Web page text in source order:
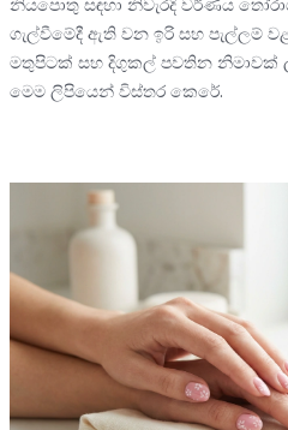
නියපොතු සඳහා නිවැරදි වර්ණය
ගැල්වීමේදී ඇති වන ඉරි සහ පැල්ලම්
මතුපිටක් සහ දිගුකල් පවතින නිමාවක්
මෙම ලිපියෙන් විස්තර කෙරේ.